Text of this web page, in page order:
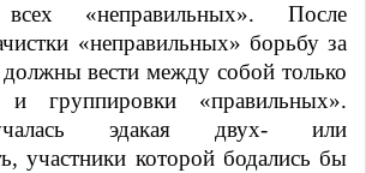
«неправильных». После
«неправильных» борьбу за
должны вести между собой только
группировки «правильных».
эдакая двух- или
участники которой бодались бы